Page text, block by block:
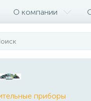
О компании
приборы